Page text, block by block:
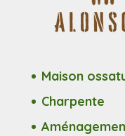
Maison
Charpente